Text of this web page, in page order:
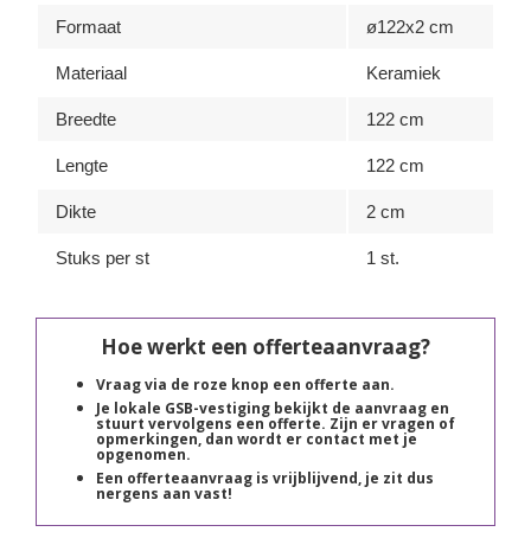
Formaat ø122x2 cm
Materiaal Keramiek
Breedte 122 cm
Lengte 122 cm
Dikte 2 cm
Stuks per st 1 st.
Hoe werkt een offerteaanvraag?
Vraag via de roze knop een offerte aan.
Je lokale GSB-vestiging bekijkt de aanvraag en
stuurt vervolgens een offerte. Zijn er vragen of
opmerkingen, dan wordt er contact met je
opgenomen.
Een offerteaanvraag is vrijblijvend, je zit dus
nergens aan vast!